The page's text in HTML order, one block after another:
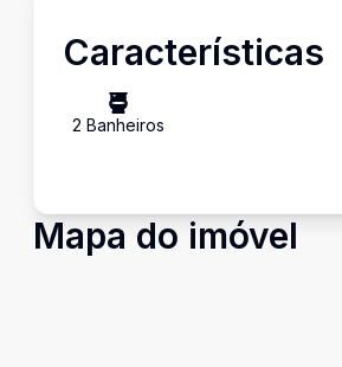
Características
2 Banheiros
Mapa do imóvel